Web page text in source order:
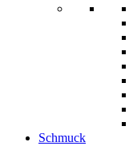
Schmuck